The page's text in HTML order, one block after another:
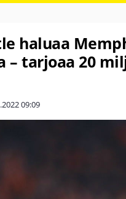
haluaa
– tarjoaa 20
09:09